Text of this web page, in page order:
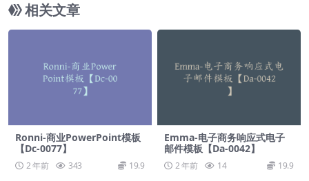
相关文章
Ronni-商业PowerPoint模板
【Dc-0077】
2 年前 343 19.9
Emma-电子商务响应式电子
邮件模板【Da-0042】
2 年前 14 19.9